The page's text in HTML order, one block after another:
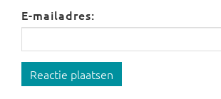
E-mailadres:
Reactie plaatsen